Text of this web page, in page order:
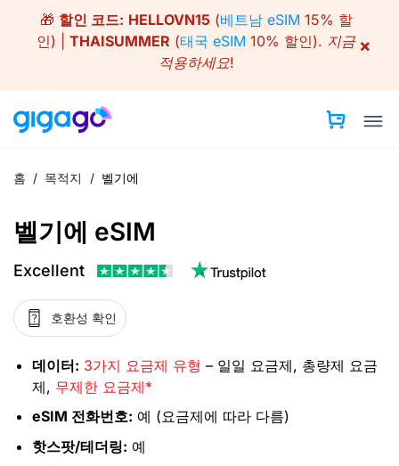
content
🎁 할인 코드: HELLOVN15(베트남 eSIM 15% 할
인) | THAISUMMER (태국 eSIM 10% 할인). 지금
적용하세요!
×
홈 / 목적지 / 벨기에
벨기에 eSIM
Excellent
호환성 확인
데이터: 3가지 요금제 유형 – 일일 요금제, 총량제 요금
제, 무제한 요금제*
eSIM 전화번호: 예 (요금제에 따라 다름)
핫스팟/테더링: 예